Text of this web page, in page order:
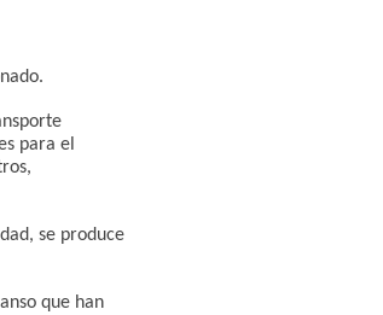
para el
se produce
que han